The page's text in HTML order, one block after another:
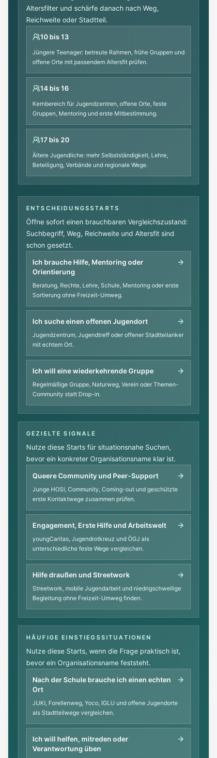
Altersfilter und schärfe danach nach Weg,
Reichweite oder Stadtteil.
10 bis 13
Jüngere Teenager: betreute Rahmen, frühe Gruppen und
offene Orte mit passendem Altersfit prüfen.
14 bis 16
Kernbereich für Jugendzentren, offene Orte, feste
Gruppen, Mentoring und erste Mitbestimmung.
17 bis 20
Ältere Jugendliche: mehr Selbstständigkeit, Lehre,
Beteiligung, Verbände und regionale Wege.
ENTSCHEIDUNGSSTARTS
Öffne sofort einen brauchbaren Vergleichszustand:
Suchbegriff, Weg, Reichweite und Altersfit sind
schon gesetzt.
Ich brauche Hilfe, Mentoring oder
Orientierung
Beratung, Rechte, Lehre, Schule, Mentoring oder erste
Sortierung ohne Freizeit-Umweg.
Ich suche einen offenen Jugendort
Jugendzentrum, Jugendtreff oder offener Stadtteilanker
mit echtem Ort.
Ich will eine wiederkehrende Gruppe
Regelmäßige Gruppe, Naturweg, Verein oder Themen-
Community statt Drop-in.
GEZIELTE SIGNALE
Nutze diese Starts für situationsnahe Suchen,
bevor ein konkreter Organisationsname klar ist.
Queere Community und Peer-Support
Junge HOSI, Community, Coming-out und geschützte
erste Kontaktwege zusammen prüfen.
Engagement, Erste Hilfe und Arbeitswelt
youngCaritas, Jugendrotkreuz und ÖGJ als
unterschiedliche feste Wege vergleichen.
Hilfe draußen und Streetwork
Streetwork, mobile Jugendarbeit und niedrigschwellige
Begleitung ohne Freizeit-Umweg finden.
HÄUFIGE EINSTIEGSSITUATIONEN
Nutze diese Starts, wenn die Frage praktisch ist,
bevor ein Organisationsname feststeht.
Nach der Schule brauche ich einen echten
Ort
JUKI, Forellenweg, Yoco, IGLU und offene Jugendorte
als Stadtteilwege vergleichen.
Ich will helfen, mitreden oder
Verantwortung üben